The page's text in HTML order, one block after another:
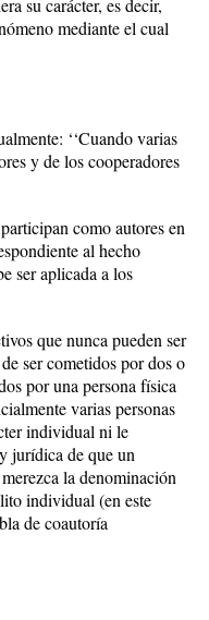
su carácter, es decir,
mediante el cual
‘‘Cuando varias
y de los cooperadores
como autores en
al hecho
ser aplicada a los
que nunca pueden ser
ser cometidos por dos o
por una persona física
varias personas
individual ni le
jurídica de que un
la denominación
individual (en este
de coautoría